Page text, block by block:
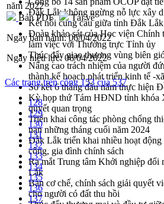
Đắk Lắk không ngừng nỗ lực xây
Kết nối cung cầu giữa tỉnh Đắk
Đoàn khảo sát của Học viện
làm việc với Thường trực Tỉnh ủy
Thúc đẩy giao thương vùng biên
Nâng cao trách nhiệm của người
thành kế hoạch phát triển kinh tế -
Sơ kết 6 tháng đầu năm thực hiện
Kỳ họp thứ Tám HĐND tỉnh khóa
quyết quan trọng
Triển khai công tác phòng chống
nạn những tháng cuối năm 2024
Đắk Lắk triển khai nhiều hoạt
công, gia đình chính sách
Ra mắt Trung tâm Khởi nghiệp đổi
Lắk
Bàn cơ chế, chính sách giải quyết
cho người có đất thu hồi
năm 2022
Bản PDF
Tải về
Ngày ban hành:06/04/2022
Ngày hiệu lực:06/04/2022
Các trang trên cổng 153 của 537
128
129
130
131
132
133
134
135
136
137